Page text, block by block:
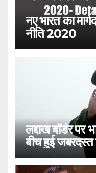
नए भारत का
नीति 2020
लद्दाख बॉर्डर
बीच हुई